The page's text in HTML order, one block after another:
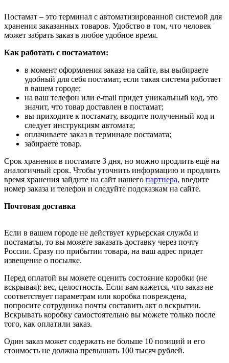
Постамат – это терминал с автоматизированной системой для
хранения заказанных товаров. Удобство в том, что человек
может забрать заказ в любое удобное время.
Как работать с постаматом:
в момент оформления заказа на сайте, вы выбираете
удобный для себя постамат, если такая система работает
в вашем городе;
на ваш телефон или e-mail придет уникальный код, это
значит, что товар доставлен в постамат;
вы приходите к постамату, вводите полученный код и
следует инструкциям автомата;
оплачиваете заказ в терминале постамата;
забираете товар.
Срок хранения в постамате 3 дня, но можно продлить ещё на
аналогичный срок. Чтобы уточнить информацию и продлить
время хранения зайдите на сайт нашего партнера, введите
номер заказа и телефон и следуйте подсказкам на сайте.
Почтовая доставка
Если в вашем городе не действует курьерская служба и
постаматы, то вы можете заказать доставку через почту
России. Сразу по прибытии товара, на ваш адрес придет
извещение о посылке.
Перед оплатой вы можете оценить состояние коробки (не
вскрывая): вес, целостность. Если вам кажется, что заказ не
соответствует параметрам или коробка повреждена,
попросите сотрудника почты составить акт о вскрытии.
Вскрывать коробку самостоятельно вы можете только после
того, как оплатили заказ.
Один заказ может содержать не больше 10 позиций и его
стоимость не должна превышать 100 тысяч рублей.